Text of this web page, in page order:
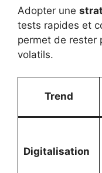
Adopter une
tests rapides et
permet de rester
volatils.
Trend
Digitalisation